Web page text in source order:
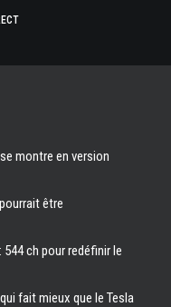
montre en version
être
ch pour redéfinir le
fait mieux que le Tesla